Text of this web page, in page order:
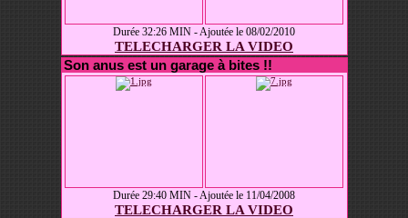
Durée 32:26 MIN - Ajoutée le 08/02/2010
TELECHARGER LA VIDEO
Son anus est un garage à bites !!
Durée 29:40 MIN - Ajoutée le 11/04/2008
TELECHARGER LA VIDEO